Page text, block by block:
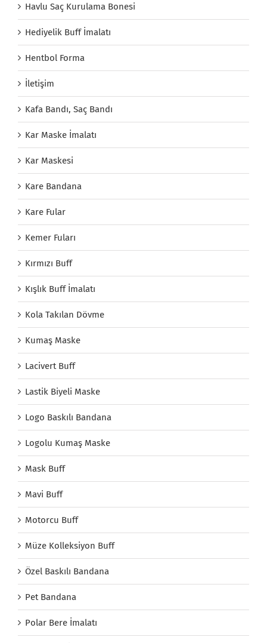
Havlu Saç Kurulama Bonesi
Hediyelik Buff İmalatı
Hentbol Forma
İletişim
Kafa Bandı, Saç Bandı
Kar Maske İmalatı
Kar Maskesi
Kare Bandana
Kare Fular
Kemer Fuları
Kırmızı Buff
Kışlık Buff İmalatı
Kola Takılan Dövme
Kumaş Maske
Lacivert Buff
Lastik Biyeli Maske
Logo Baskılı Bandana
Logolu Kumaş Maske
Mask Buff
Mavi Buff
Motorcu Buff
Müze Kolleksiyon Buff
Özel Baskılı Bandana
Pet Bandana
Polar Bere İmalatı